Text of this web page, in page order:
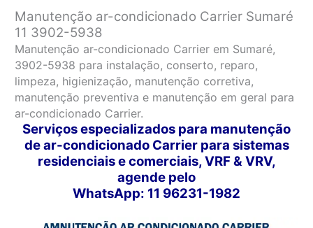
Manutenção ar-condicionado Carrier Sumaré
11 3902-5938
Manutenção ar-condicionado Carrier em Sumaré,
3902-5938 para instalação, conserto, reparo,
limpeza, higienização, manutenção corretiva,
manutenção preventiva e manutenção em geral para
ar-condicionado Carrier.
Serviços especializados para manutenção
de ar-condicionado Carrier para sistemas
residenciais e comerciais, VRF & VRV,
agende pelo
WhatsApp: 11 96231-1982